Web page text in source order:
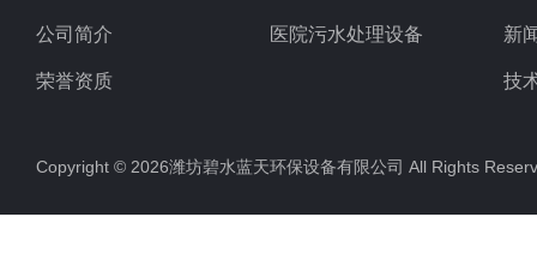
公司简介
荣誉资质
医院污水处理设备 新
技
Copyright © 2026潍坊碧水蓝天环保设备有限公司 All Rights